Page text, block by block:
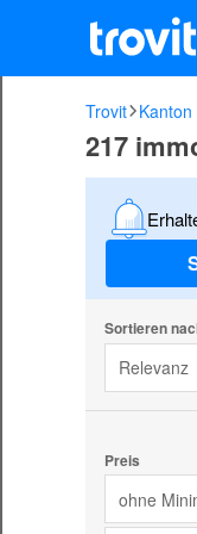
Trovit
217
Sortieren
Relevanz
Preis
ohne